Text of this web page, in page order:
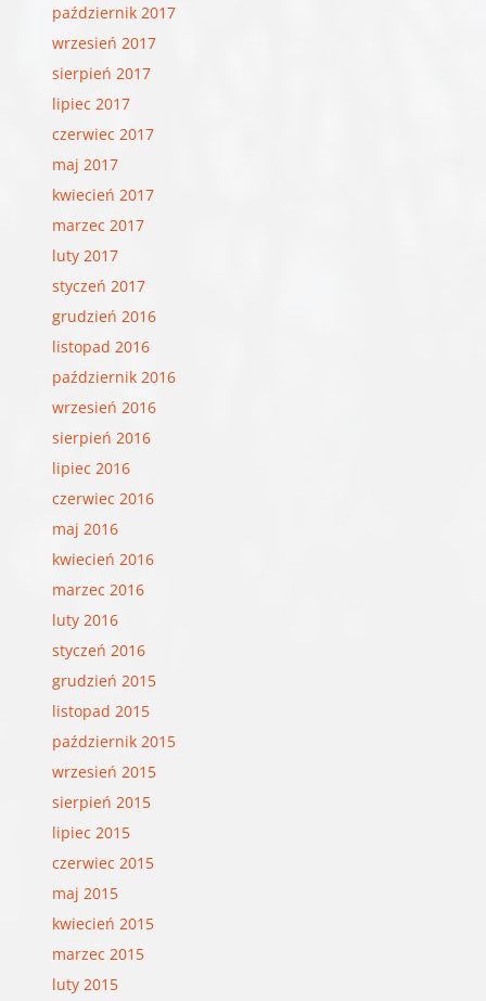
październik 2017
wrzesień 2017
sierpień 2017
lipiec 2017
czerwiec 2017
maj 2017
kwiecień 2017
marzec 2017
luty 2017
styczeń 2017
grudzień 2016
listopad 2016
październik 2016
wrzesień 2016
sierpień 2016
lipiec 2016
czerwiec 2016
maj 2016
kwiecień 2016
marzec 2016
luty 2016
styczeń 2016
grudzień 2015
listopad 2015
październik 2015
wrzesień 2015
sierpień 2015
lipiec 2015
czerwiec 2015
maj 2015
kwiecień 2015
marzec 2015
luty 2015